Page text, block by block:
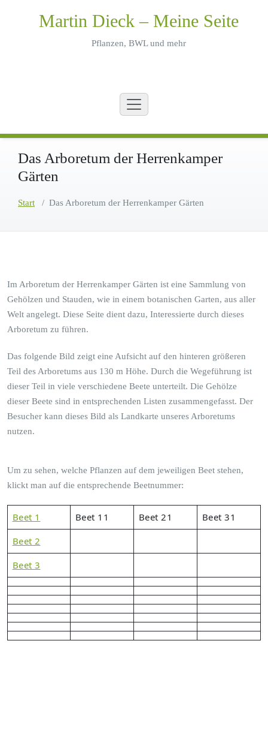
Martin Dieck – Meine Seite
Pflanzen, BWL und mehr
Das Arboretum der Herrenkamper
Gärten
Start / Das Arboretum der Herrenkamper Gärten
Im Arboretum der Herrenkamper Gärten ist eine Sammlung von
Gehölzen und Stauden, wie in einem botanischen Garten, aus aller
Welt angelegt. Diese Seite dient dazu, Interessierte durch dieses
Arboretum zu führen.
Das folgende Bild zeigt eine Aufsicht auf den hinteren größeren
Teil des Arboretums aus 130 m Höhe. Durch die Wegeführung ist
dieser Teil in viele verschiedene Beete unterteilt. Die Gehölze
dieser Beete sind in entsprechenden Listen zusammengefasst. Der
Besucher kann dieses Bild als Landkarte unseres Arboretums
nutzen.
Um zu sehen, welche Pflanzen auf dem jeweiligen Beet stehen,
klickt man auf die entsprechende Beetnummer:
Beet 1 Beet 11 Beet 21
Beet 31
Beet 2
Beet 3